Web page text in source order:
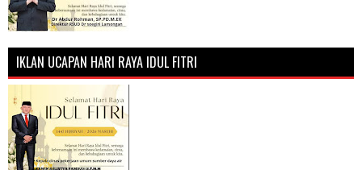
IKLAN UCAPAN HARI RAYA IDUL FITRI